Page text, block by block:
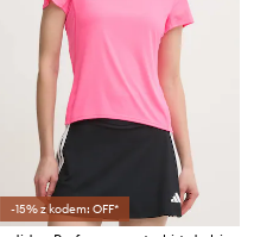
-15% z kodem: OFF*